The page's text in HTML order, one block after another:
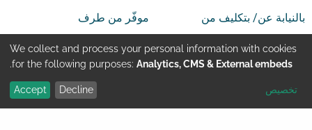
بالنيابة عن/ بتكليف من موفّر من طرف
بيانات الشركة المسئوولة
Use
of
We collect and process your personal information with cookies
for the following purposes: Analytics, CMS & External embeds
.
تخصيص Decline
Accept